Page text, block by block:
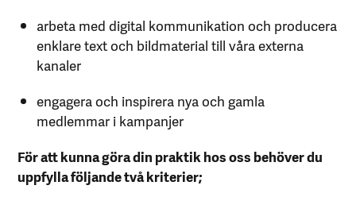
arbeta med digital kommunikation och producera
enklare text och bildmaterial till våra externa
kanaler
engagera och inspirera nya och gamla
medlemmar i kampanjer
För att kunna göra din praktik hos oss behöver du
uppfylla följande två kriterier;